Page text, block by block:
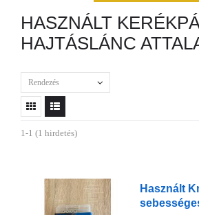
HASZNÁLT
HAJTÁSLÁNC
Rendezés
1-1 (1 hirdetés)
Használt